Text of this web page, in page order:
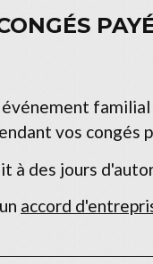
familial
vos congés
à des jours
accord